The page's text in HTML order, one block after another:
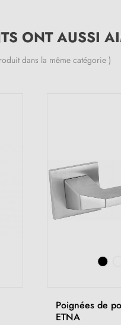
ONT AUSSI
dans la même catégorie )
Poignées de
ETNA